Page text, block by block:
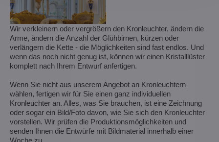
Wir verkleinern oder vergrößern den Kronleuchter, ändern die
Arme, ändern die Anzahl der Glühbirnen, kürzen oder
verlängern die Kette - die Möglichkeiten sind fast endlos. Und
wenn das noch nicht genug ist, können wir einen Kristalllüster
komplett nach Ihrem Entwurf anfertigen.
Wenn Sie nicht aus unserem Angebot an Kronleuchtern
wählen, fertigen wir für Sie einen ganz individuellen
Kronleuchter an. Alles, was Sie brauchen, ist eine Zeichnung
oder sogar ein Bild/Foto davon, wie Sie sich den Kronleuchter
vorstellen. Wir prüfen die Produktionsmöglichkeiten und
senden Ihnen die Entwürfe mit Bildmaterial innerhalb einer
Woche zu.